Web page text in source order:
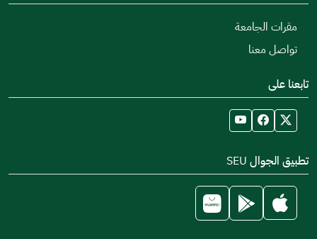
مقرات الجامعة
تواصل معنا
تابعنا على
تطبيق الجوال SEU